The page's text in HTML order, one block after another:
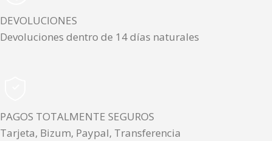
DEVOLUCIONES
Devoluciones dentro de 14 días naturales
PAGOS TOTALMENTE SEGUROS
Tarjeta, Bizum, Paypal, Transferencia